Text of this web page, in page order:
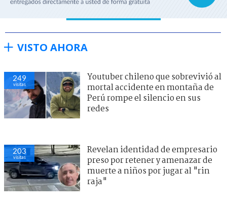
VISTO AHORA
249
visitas
Youtuber chileno que sobrevivió al
mortal accidente en montaña de
Perú rompe el silencio en sus
redes
203
visitas
Revelan identidad de empresario
preso por retener y amenazar de
muerte a niños por jugar al "rin
raja"